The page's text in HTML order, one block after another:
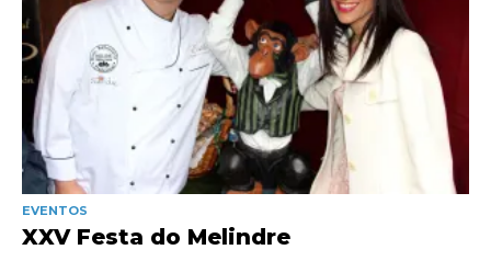
EVENTOS
XXV Festa do Melindre